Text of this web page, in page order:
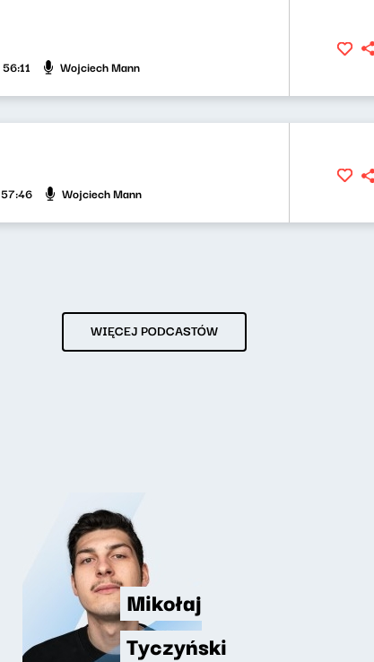
56:11 Wojciech Mann
57:46 Wojciech Mann
WIĘCEJ PODCASTÓW
Mikołaj
Tyczyński